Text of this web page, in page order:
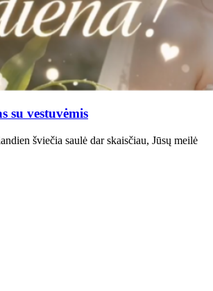
su vestuvėmis
šviečia saulė dar skaisčiau, Jūsų meilė